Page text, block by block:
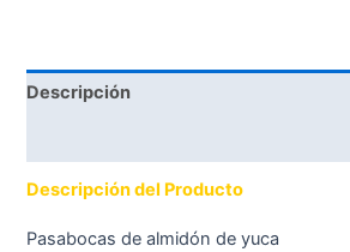
Descripción
Descripción del Producto
Pasabocas de almidón de yuca